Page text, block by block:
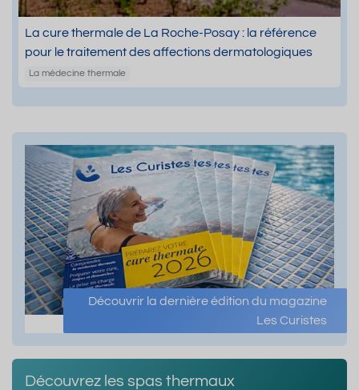
La cure thermale de La Roche-Posay : la référence
pour le traitement des affections dermatologiques
La médecine thermale
Découvrir la dernière édition du magazine
Les Curistes
Découvrez les spas thermaux